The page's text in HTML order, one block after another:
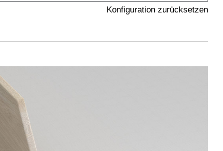
Konfiguration zurücksetzen